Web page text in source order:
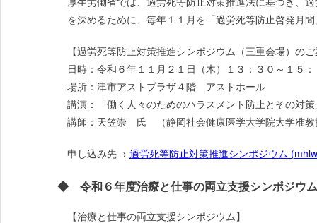
を深めるために、毎年１１月を「過労死等防止啓発月
【過労死等防止対策推進シンポジウム（三重会場）の
日時：令和６年１１月２１日（木）１３：３０～１５
場所：津市アストプラザ４階 アストホール
講演：「働く人々のためのハラスメント防止とその対
講師：天笠崇 氏 （静岡社会健康医学大学院大学准教
申し込み先→ 過労死等防止対策推進シンポジウム
◆ 令和６年度治療と仕事の両立支援シンポジウ
【治療と仕事の両立支援シンポジウム】